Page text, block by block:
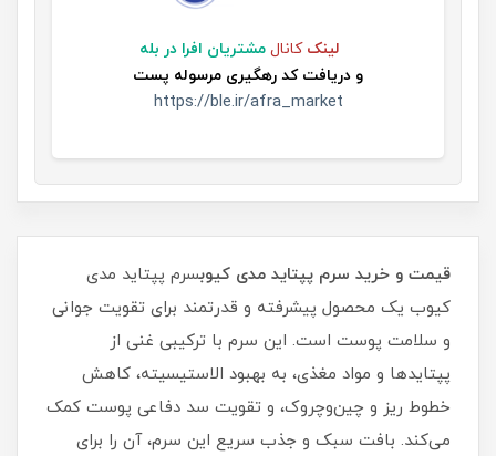
لینک کانال مشتریان افرا در بله
و دریافت کد رهگیری مرسوله پست
https://ble.ir/afra_market
قیمت و خرید سرم پپتاید مدی کیوبسرم پپتاید مدی
کیوب یک محصول پیشرفته و قدرتمند برای تقویت جوانی
و سلامت پوست است. این سرم با ترکیبی غنی از
پپتایدها و مواد مغذی، به بهبود الاستیسیته، کاهش
خطوط ریز و چین‌وچروک، و تقویت سد دفاعی پوست کمک
می‌کند. بافت سبک و جذب سریع این سرم، آن را برای